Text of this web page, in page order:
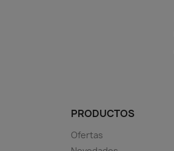
PRODUCTOS
Ofertas